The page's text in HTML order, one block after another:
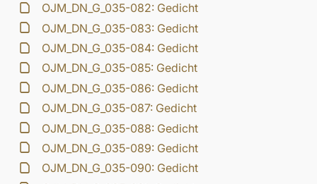
OJM_DN_G_035-082: Gedicht
OJM_DN_G_035-083: Gedicht
OJM_DN_G_035-084: Gedicht
OJM_DN_G_035-085: Gedicht
OJM_DN_G_035-086: Gedicht
OJM_DN_G_035-087: Gedicht
OJM_DN_G_035-088: Gedicht
OJM_DN_G_035-089: Gedicht
OJM_DN_G_035-090: Gedicht